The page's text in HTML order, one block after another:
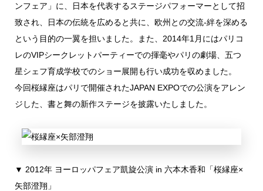
ンフェア」に、日本を代表するステージパフォーマーとして招
致され、日本の伝統を広めると共に、欧州との交流-絆を深める
という目的の一翼を担いました。また、2014年1月にはパリコ
レのVIPシークレットパーティーでの揮毫やパリの劇場、五つ
星シェフ育成学校でのショー展開も行い成功を収めました。
今回桜縁座はパリで開催されたJAPAN EXPOでの公演をアレン
ジした、書と舞の新作ステージを披露いたしました。
▼ 2012年 ヨーロッパフェア凱旋公演 in 六本木香和「桜縁座×
矢部澄翔」